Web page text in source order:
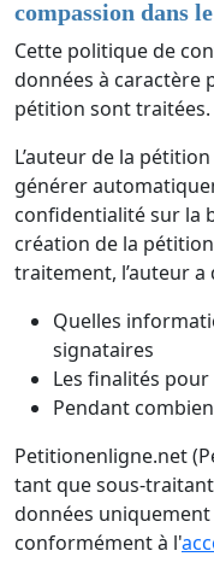
compassion dans
Cette politique de
données à caractère
pétition sont traitées.
L’auteur de la
générer
confidentialité sur la
création de la
traitement, l’auteur a
Quelles
signataires
Les finalités
Pendant
Petitionenligne.net
tant que sous-
données uniquement
conformément à l'